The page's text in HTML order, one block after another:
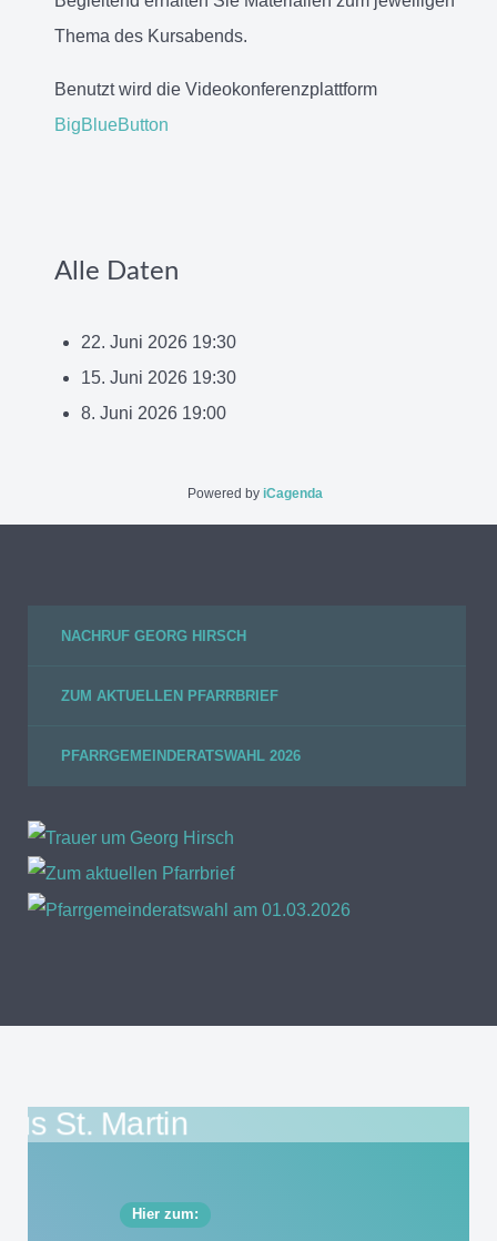
Thema des Kursabends.
Benutzt wird die Videokonferenzplattform
BigBlueButton
Alle Daten
22. Juni 2026 19:30
15. Juni 2026 19:30
8. Juni 2026 19:00
Powered by iCagenda
NACHRUF GEORG HIRSCH
ZUM AKTUELLEN PFARRBRIEF
PFARRGEMEINDERATSWAHL 2026
Hier zum: